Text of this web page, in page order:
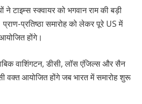
ने टाइम्स स्क्वायर को भगवान राम की बड़ी
प्रतिष्ठा समारोह को लेकर पूरे US में
होंगे।
वाशिंगटन, डीसी, लॉस एंजिल्स और सैन
वक्त आयोजित होंगे जब भारत में समारोह शुरू